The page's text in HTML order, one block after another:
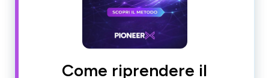
Come riprendere il